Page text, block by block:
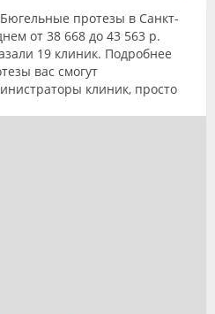
Бюгельные протезы в Санкт-
от 38 668 до 43 563 р.
19 клиник. Подробнее
вас смогут
клиник, просто